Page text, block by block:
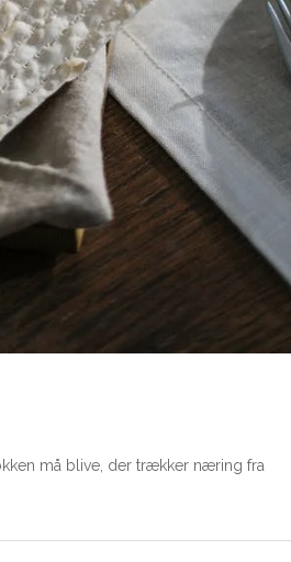
må blive, der trækker næring fra